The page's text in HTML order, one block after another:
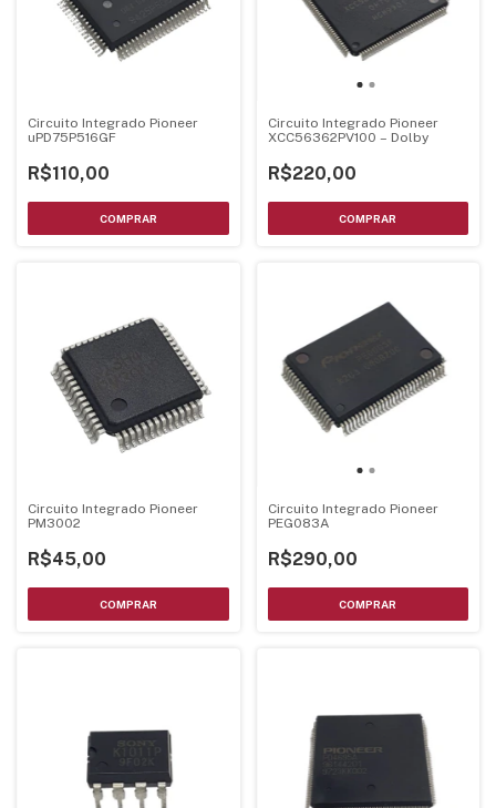
Circuito Integrado Pioneer
uPD75P516GF
R$110,00
Circuito Integrado Pioneer
XCC56362PV100 – Dolby
R$220,00
Circuito Integrado Pioneer
PM3002
R$45,00
Circuito Integrado Pioneer
PEG083A
R$290,00